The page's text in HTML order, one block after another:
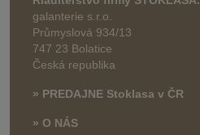
galanterie s.r.o.
Průmyslová 934/13
747 23 Bolatice
Česká republika
» PREDAJNE Stoklasa v ČR
» O NÁS